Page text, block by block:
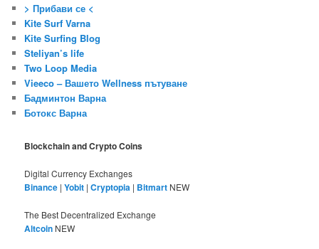
> Прибави се <
Kite Surf Varna
Kite Surfing Blog
Steliyan’s life
Two Loop Media
Vieeco – Вашето Wellness пътуване
Бадминтон Варна
Ботокс Варна
Blockchain and Crypto Coins
Digital Currency Exchanges
Binance |Yobit |Cryptopia | Bitmart NEW
The Best Decentralized Exchange
Altcoin NEW